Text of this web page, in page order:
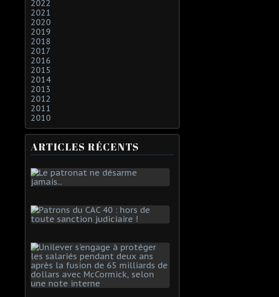
2022
2021
2020
2019
2018
2017
2016
2015
2014
2013
2012
2011
2010
ARTICLES RÉCENTS